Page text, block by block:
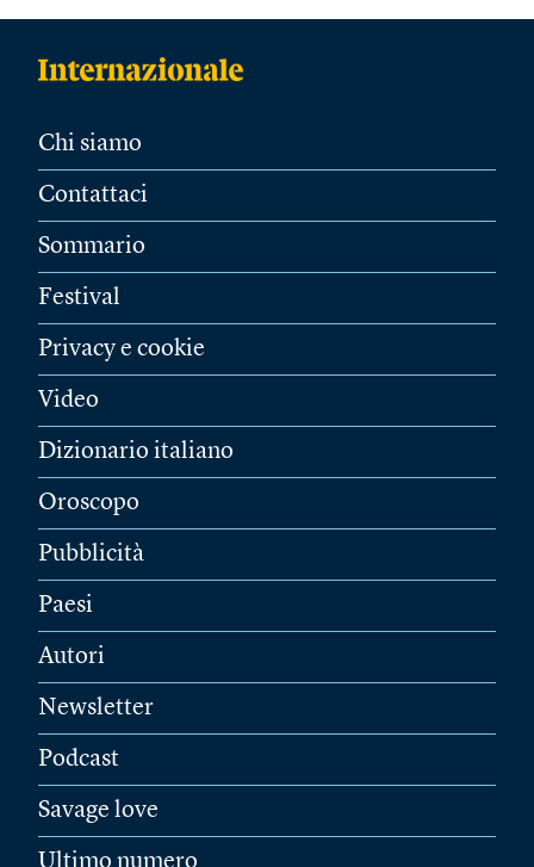
Chi siamo
Contattaci
Sommario
Festival
Privacy e cookie
Video
Dizionario italiano
Oroscopo
Pubblicità
Paesi
Autori
Newsletter
Podcast
Savage love
Ultimo numero